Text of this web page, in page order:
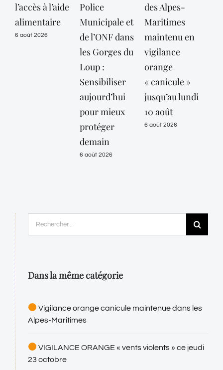
l’accès à l’aide
alimentaire
6 août 2026
Police
Municipale et
de l’ONF dans
les Gorges du
Loup :
Sensibiliser
aujourd’hui
pour mieux
protéger
demain
6 août 2026
des Alpes-
Maritimes
maintenu en
vigilance
orange
« canicule »
jusqu’au lundi
10 août
6 août 2026
Dans la même catégorie
Vigilance orange canicule maintenue dans les
Alpes-Maritimes
VIGILANCE ORANGE « vents violents » ce jeudi
23 octobre